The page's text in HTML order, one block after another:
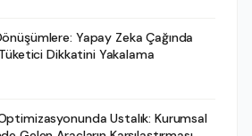
Yapay Zeka Çağında
Tüketici Dikkatini Yakalama
Ustalık: Kurumsal